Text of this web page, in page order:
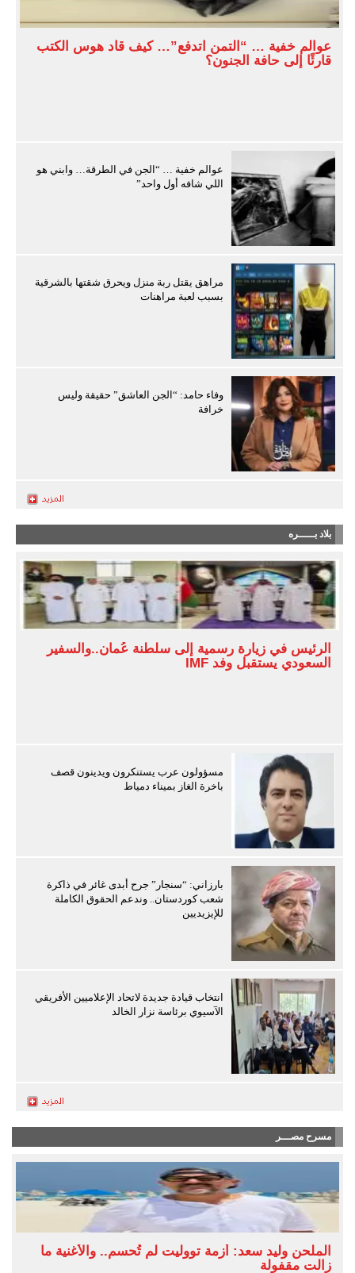
عوالم خفية … “التمن اتدفع”… كيف قاد هوس الكتب
قارئًا إلى حافة الجنون؟
عوالم خفية … “الجن في الطرقة… وابني هو
اللي شافه أول واحد”
مراهق يقتل ربة منزل ويحرق شقتها بالشرقية
بسبب لعبة مراهنات
وفاء حامد: “الجن العاشق” حقيقة وليس
خرافة
بلاد بـــــره
الرئيس في زيارة رسمية إلى سلطنة عُمان..والسفير
السعودي يستقبل وفد IMF
مسؤولون عرب يستنكرون ويدينون قصف
باخرة الغاز بميناء دمياط
بارزاني: “سنجار” جرح أبدى غائر في ذاكرة
شعب كوردستان.. وندعم الحقوق الكاملة
للإيزيديين
انتخاب قيادة جديدة لاتحاد الإعلاميين الأفريقي
الآسيوي برئاسة نزار الخالد
مسرح مصـــر
الملحن وليد سعد: أزمة تووليت لم تُحسم.. والأغنية ما
زالت مقفولة